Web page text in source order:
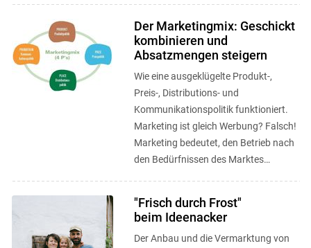
Der Marketingmix: Geschickt
kombinieren und
Absatzmengen steigern
Wie eine ausgeklügelte Produkt-,
Preis-, Distributions- und
Kommunikationspolitik funktioniert.
Marketing ist gleich Werbung? Falsch!
Marketing bedeutet, den Betrieb nach
den Bedürfnissen des Marktes
"Frisch durch Frost"
beim Ideenacker
Der Anbau und die Vermarktung von